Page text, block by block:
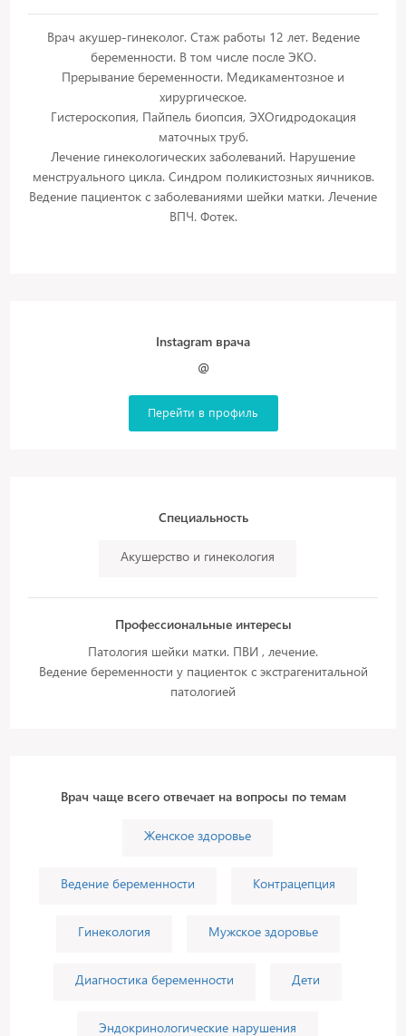
Врач акушер-гинеколог. Стаж работы 12 лет. Ведение
беременности. В том числе после ЭКО.
Прерывание беременности. Медикаментозное и
хирургическое.
Гистероскопия, Пайпель биопсия, ЭХОгидродокация
маточных труб.
Лечение гинекологических заболеваний. Нарушение
менструального цикла. Синдром поликистозных яичников.
Ведение пациенток с заболеваниями шейки матки. Лечение
ВПЧ. Фотек.
Instagram врача
@
Перейти в профиль
Специальность
Акушерство и гинекология
Профессиональные интересы
Патология шейки матки. ПВИ , лечение.
Ведение беременности у пациенток с экстрагенитальной
патологией
Врач чаще всего отвечает на вопросы по темам
Женское здоровье
Ведение беременности Контрацепция
Гинекология Мужское здоровье
Диагностика беременности Дети
Эндокринологические нарушения